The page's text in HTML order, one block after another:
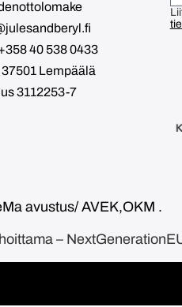
40 538 0433
37501 Lempäälä
3112253-7
avustus/ AVEK,OKM .
–